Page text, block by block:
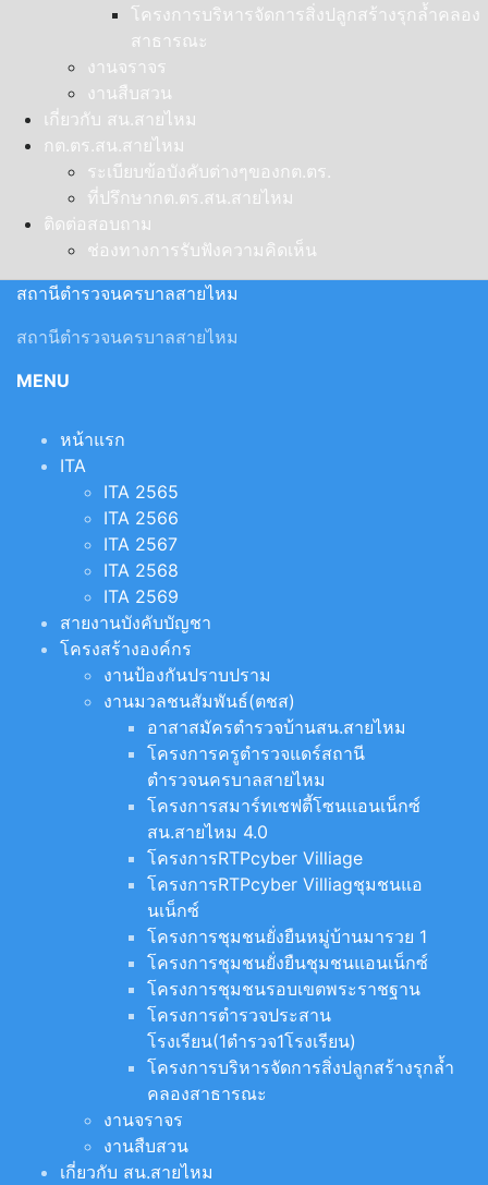
โครงการบริหารจัดการสิ่งปลูกสร้างรุกล้ำคลอง
สาธารณะ
งานจราจร
งานสืบสวน
เกี่ยวกับ สน.สายไหม
กต.ตร.สน.สายไหม
ระเบียบข้อบังคับต่างๆของกต.ตร.
ที่ปรึกษากต.ตร.สน.สายไหม
ติดต่อสอบถาม
ช่องทางการรับฟังความคิดเห็น
สถานีตำรวจนครบาลสายไหม
สถานีตำรวจนครบาลสายไหม
MENU
หน้าแรก
ITA
ITA 2565
ITA 2566
ITA 2567
ITA 2568
ITA 2569
สายงานบังคับบัญชา
โครงสร้างองค์กร
งานป้องกันปราบปราม
งานมวลชนสัมพันธ์(ตชส)
อาสาสมัครตำรวจบ้านสน.สายไหม
โครงการครูตำรวจแดร์สถานี
ตำรวจนครบาลสายไหม
โครงการสมาร์ทเชฟตี้โซนแอนเน็กซ์
สน.สายไหม 4.0
โครงการRTPcyber Villiage
โครงการRTPcyber Villiagชุมชนแอ
นเน็กซ์
โครงการชุมชนยั่งยืนหมู่บ้านมารวย 1
โครงการชุมชนยั่งยืนชุมชนแอนเน็กซ์
โครงการชุมชนรอบเขตพระราชฐาน
โครงการตำรวจประสาน
โรงเรียน(1ตำรวจ1โรงเรียน)
โครงการบริหารจัดการสิ่งปลูกสร้างรุกล้ำ
คลองสาธารณะ
งานจราจร
งานสืบสวน
เกี่ยวกับ สน.สายไหม